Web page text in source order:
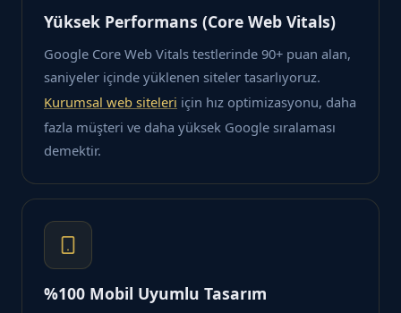
Yüksek Performans (Core Web Vitals)
Google Core Web Vitals testlerinde 90+ puan alan,
saniyeler içinde yüklenen siteler tasarlıyoruz.
Kurumsal web siteleri için hız optimizasyonu, daha
fazla müşteri ve daha yüksek Google sıralaması
demektir.
%100 Mobil Uyumlu Tasarım